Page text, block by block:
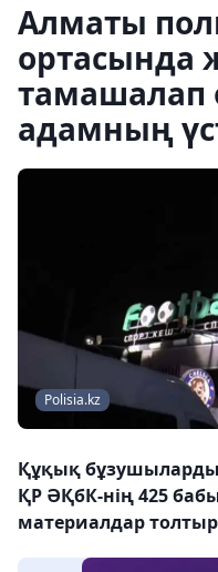
Алматы
ортасында
тамашалап
адамның
Polisia.kz
Құқық
ҚР ӘҚбК-нің 425
материалдар